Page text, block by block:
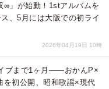
∞」が始動！1stアルバムを
、5月には大阪での初ライ
2026年04月19日 10時
ブまで1ヶ月——おかんP×
を初公開、昭和歌謡×現代